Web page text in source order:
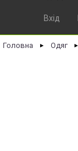
Вхід
Головна ► Одяг ►